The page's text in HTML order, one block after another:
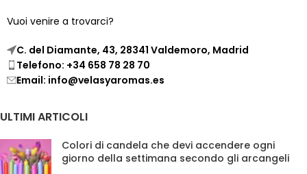
Vuoi venire a trovarci?
C. del Diamante, 43, 28341 Valdemoro, Madrid
Telefono: +34 658 78 28 70
Email: info@velasyaromas.es
ULTIMI ARTICOLI
Colori di candela che devi accendere ogni
giorno della settimana secondo gli arcangeli